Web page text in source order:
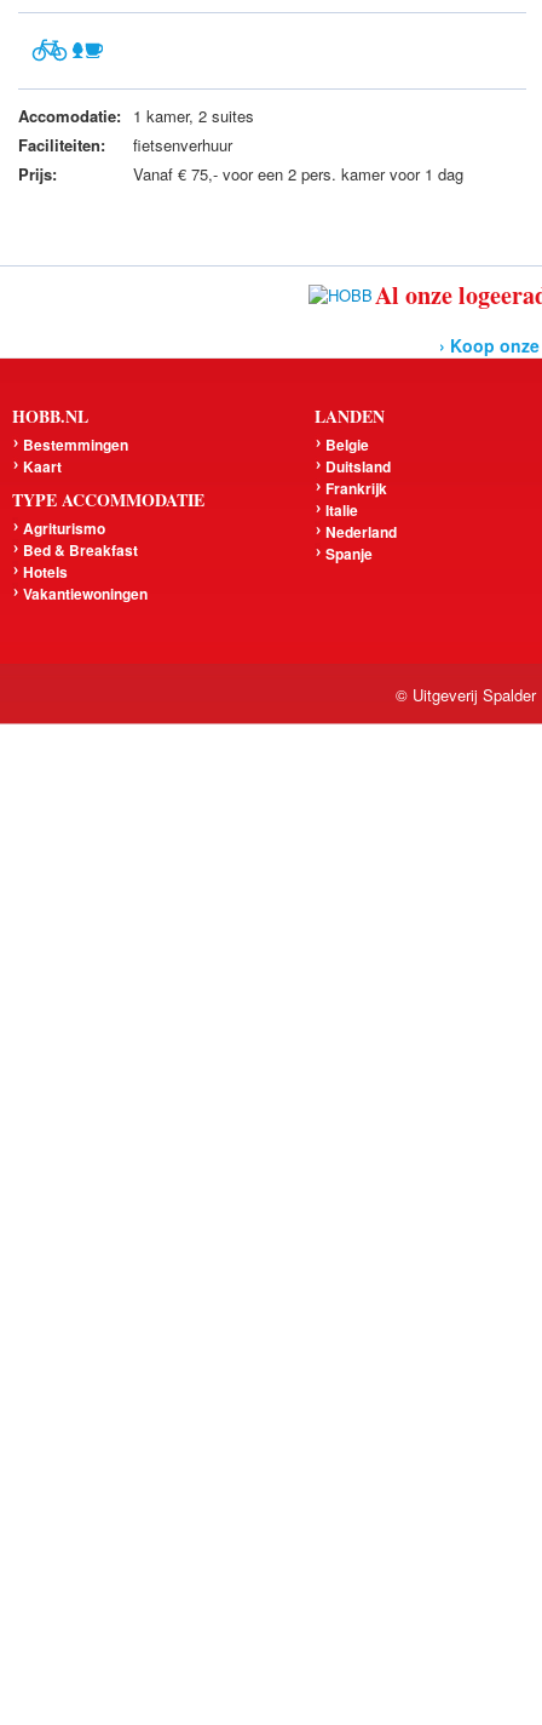
Accomodatie: 1 kamer, 2 suites
Faciliteiten:
fietsenverhuur
Prijs:
Vanaf € 75,- voor een 2 pers. kamer voor 1 dag
Al onze
› Koop
HOBB.NL
Bestemmingen
Kaart
TYPE ACCOMMODATIE
Agriturismo
Bed & Breakfast
Hotels
Vakantiewoningen
LANDEN
Belgie
Duitsland
Frankrijk
Italie
Nederland
Spanje
© Uitgeverij